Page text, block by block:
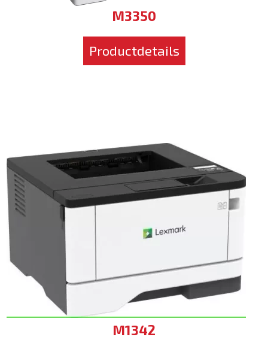
M3350
Productdetails
M1342